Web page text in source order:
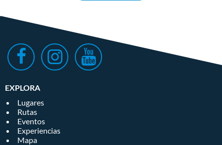
EXPLORA
Lugares
Rutas
Eventos
Experiencias
Mapa